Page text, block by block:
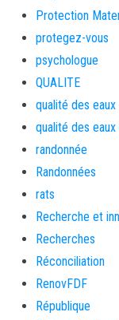
Protection
protegez-vous
psychologue
QUALITE
qualité des eaux
qualité des
randonnée
Randonnées
rats
Recherche et
Recherches
Réconciliation
RenovFDF
République